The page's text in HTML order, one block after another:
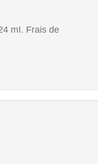
mI. Frais de